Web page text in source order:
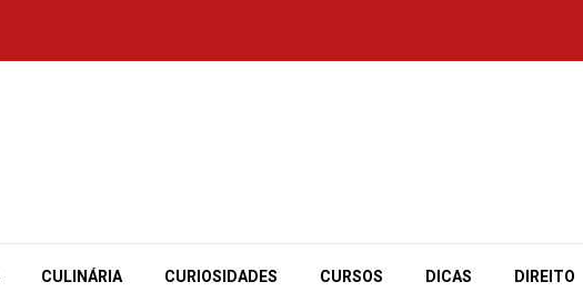
CULINÁRIA CURIOSIDADES CURSOS DICAS DIREITO